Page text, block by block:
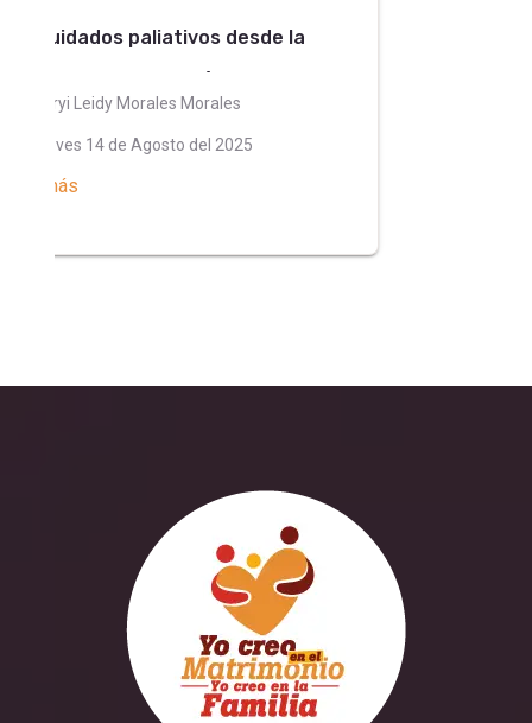
Los cuidados paliativos desde la
perspectiva antropológica cristiana
Maryi Leidy Morales Morales
Jueves 14 de Agosto del 2025
Leer más